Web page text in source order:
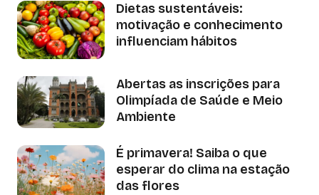
Dietas sustentáveis:
motivação e conhecimento
influenciam hábitos
Abertas as inscrições para
Olimpíada de Saúde e Meio
Ambiente
É primavera! Saiba o que
esperar do clima na estação
das flores